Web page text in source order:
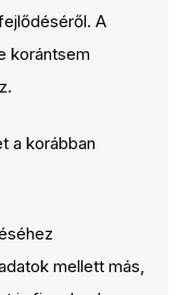
A
korántsem
a korábban
mellett más,